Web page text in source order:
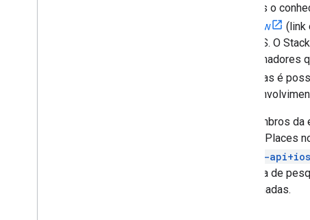
Usamos o
Overflow
(link
para iOS. O
programadores
dele, mas é
o
Os membros
Google Places
places-api+ios
consulta de
relacionadas.